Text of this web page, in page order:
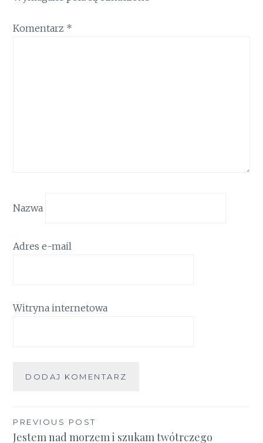
Komentarz *
Nazwa
Adres e-mail
Witryna internetowa
Nawigacja
PREVIOUS POST
Jestem nad morzem i szukam twótrczego